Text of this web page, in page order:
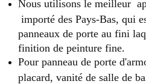
Nous utilisons le meilleur
importé des Pays-Bas, qui
panneaux de porte au fini
finition de peinture fine.
Pour panneau de porte
placard, vanité de salle de